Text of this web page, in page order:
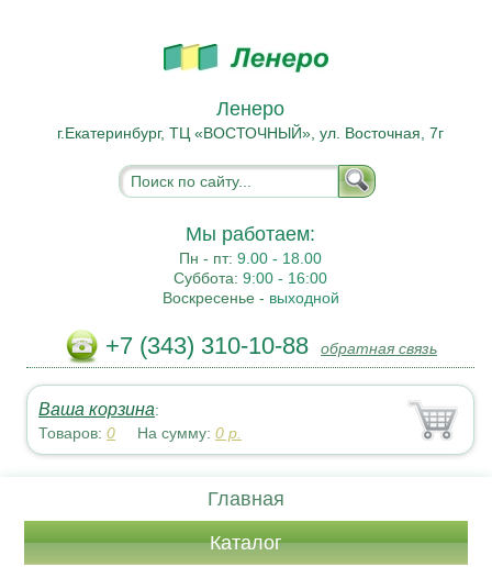
Ленеро
г.Екатеринбург, ТЦ «ВОСТОЧНЫЙ», ул. Восточная, 7г
Мы работаем:
Пн - пт:9.00 - 18.00
Суббота:9:00 - 16:00
Воскресенье - выходной
+7 (343) 310-10-88 обратная связь
Ваша корзина:
Товаров:0 На сумму:0 р.
Главная
Каталог